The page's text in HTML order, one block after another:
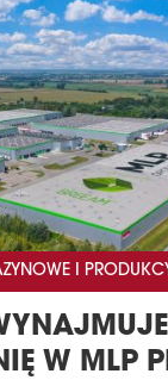
I
W MLP